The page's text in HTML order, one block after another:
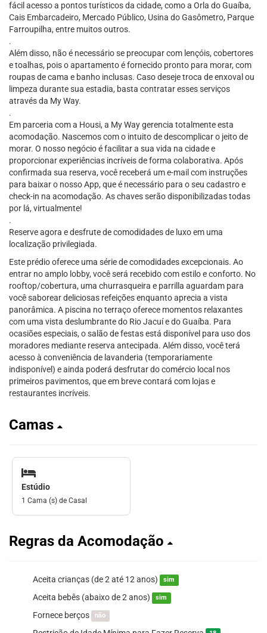
fácil acesso a pontos turísticos da cidade, como a Orla do Guaíba,
Cais Embarcadeiro, Mercado Público, Usina do Gasômetro, Parque
Farroupilha, entre muitos outros.
.
Além disso, não é necessário se preocupar com lençóis, cobertores
e toalhas, pois o apartamento é fornecido pronto para morar, com
roupas de cama e banho inclusas. Caso deseje troca de enxoval ou
limpeza durante sua estadia, basta contratar esses serviços
através da My Way.
.
Em parceria com a Housi, a My Way gerencia totalmente esta
acomodação. Nascemos com o intuito de descomplicar o jeito de
morar. O nosso negócio é facilitar a sua vida na cidade e
proporcionar experiências incríveis de forma colaborativa. Após
confirmada sua reserva, você receberá um e-mail com instruções
para baixar o nosso App, que é necessário para o seu cadastro e
check-in na acomodação. As chaves serão disponibilizadas todas
por lá, virtualmente!
.
Reserve agora e desfrute de comodidades de luxo em uma
localização privilegiada.
Este prédio oferece uma série de comodidades excepcionais. Ao
entrar no amplo lobby, você será recebido com estilo e conforto. No
rooftop/cobertura, uma churrasqueira e parrilla aguardam para
você saborear deliciosas refeições enquanto aprecia a vista
panorâmica. A piscina no terraço oferece momentos relaxantes
com uma vista deslumbrante do Rio Jacuí e do Guaíba. Para
ocasiões especiais, o salão de festas está disponível para uso dos
moradores mediante reserva antecipada. Além disso, você terá
acesso à conveniência de lavanderia (temporariamente
indisponível) e ainda poderá desfrutar do comércio local nos
primeiros pavimentos, que em breve contará com lojas e
restaurantes incríveis.
Camas
Estúdio
1 Cama (s) de Casal
Regras da Acomodação
Aceita crianças (de 2 até 12 anos) sim
Aceita bebês (abaixo de 2 anos) sim
Fornece berços não